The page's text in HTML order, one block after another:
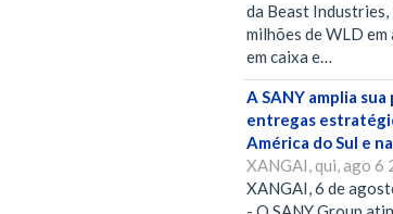
da Beast
milhões de WLD
em caixa e…
A SANY amplia
entregas
América do Sul e
XANGAI, qui, ago 6
XANGAI, 6 de